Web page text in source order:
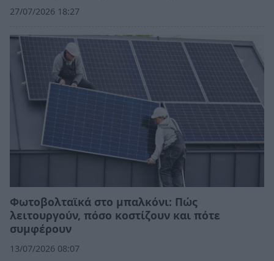
27/07/2026 18:27
Φωτοβολταϊκά στο μπαλκόνι: Πώς
λειτουργούν, πόσο κοστίζουν και πότε
συμφέρουν
13/07/2026 08:07